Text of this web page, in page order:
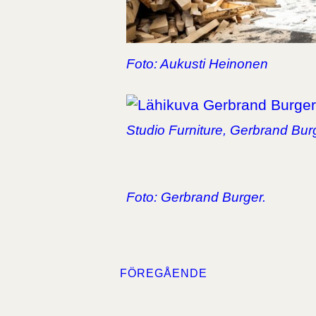
Foto: Aukusti Heinonen
Studio Furniture, Gerbrand
Foto: Gerbrand Burger.
FÖREGÅENDE